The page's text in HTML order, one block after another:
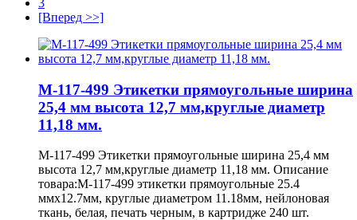
[Вперед >>]
M-117-499 Этикетки прямоугольные ширина
25,4 мм высота 12,7 мм,круглые диаметр
11,18 мм.
M-117-499 Этикетки прямоугольные ширина 25,4 мм
высота 12,7 мм,круглые диаметр 11,18 мм. Описание
товара:M-117-499 этикетки прямоугольные 25.4
ммх12.7мм, круглые диаметром 11.18мм, нейлоновая
ткань, белая, печать черным, в картридже 240 шт.